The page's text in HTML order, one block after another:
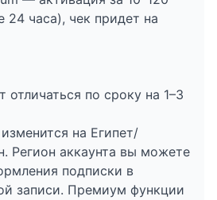
24 часа), чек придет на
отличаться по сроку на 1–3
на Египет/
Регион аккаунта вы можете
подписки в
записи. Премиум функции